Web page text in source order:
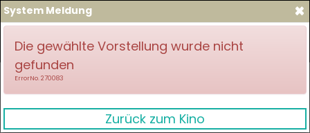
×
System Meldung
Die gewählte Vorstellung wurde nicht
gefunden
ErrorNo. 270083
Zurück zum Kino